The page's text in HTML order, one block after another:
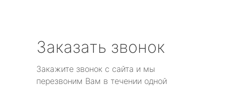
Заказать звонок
Закажите звонок с сайта и мы
перезвоним Вам в течении одной